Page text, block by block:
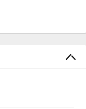
Icu: 25 kA